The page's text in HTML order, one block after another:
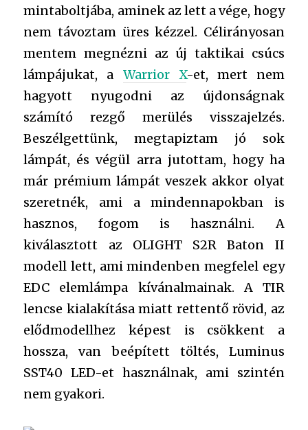
mintaboltjába, aminek az lett a vége, hogy
nem távoztam üres kézzel. Célirányosan
mentem megnézni az új taktikai csúcs
lámpájukat, a Warrior X-et, mert nem
hagyott nyugodni az újdonságnak
számító rezgő merülés visszajelzés.
Beszélgettünk, megtapiztam jó sok
lámpát, és végül arra jutottam, hogy ha
már prémium lámpát veszek akkor olyat
szeretnék, ami a mindennapokban is
hasznos, fogom is használni. A
kiválasztott az OLIGHT S2R Baton II
modell lett, ami mindenben megfelel egy
EDC elemlámpa kívánalmainak. A TIR
lencse kialakítása miatt rettentő rövid, az
elődmodellhez képest is csökkent a
hossza, van beépített töltés, Luminus
SST40 LED-et használnak, ami szintén
nem gyakori.